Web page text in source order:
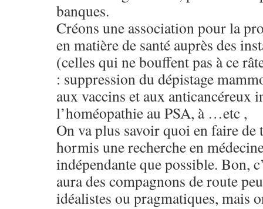
banques.
Créons une association pour la
en matière de santé auprès des
(celles qui ne bouffent pas à ce
: suppression du dépistage
aux vaccins et aux anticancéreux
l’homéopathie au PSA, à …etc ,
On va plus savoir quoi en faire
hormis une recherche en
indépendante que possible. Bon,
aura des compagnons de route
idéalistes ou pragmatiques, mais